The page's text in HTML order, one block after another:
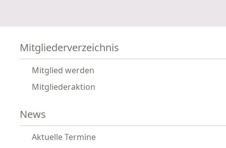
Mitgliederverzeichnis
Mitglied werden
Mitgliederaktion
News
Aktuelle Termine